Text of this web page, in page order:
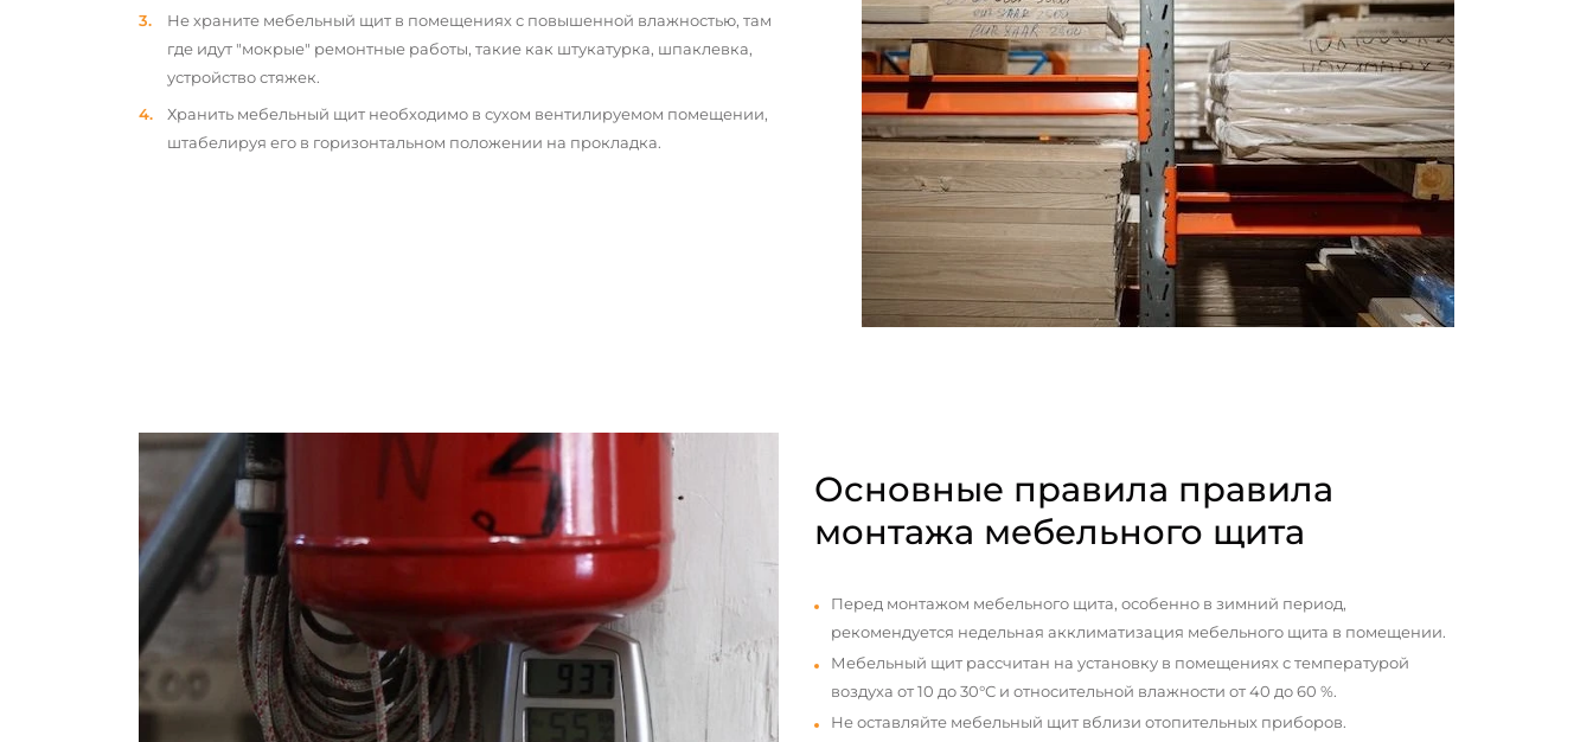
Не храните мебельный щит в помещениях с повышенной влажностью, там
где идут "мокрые" ремонтные работы, такие как штукатурка, шпаклевка,
устройство стяжек.
Хранить мебельный щит необходимо в сухом вентилируемом помещении,
штабелируя его в горизонтальном положении на прокладка.
Основные правила правила
монтажа мебельного щита
Перед монтажом мебельного щита, особенно в зимний период,
рекомендуется недельная акклиматизация мебельного щита в помещении.
Мебельный щит рассчитан на установку в помещениях с температурой
воздуха от 10 до 30°С и относительной влажности от 40 до 60 %.
Не оставляйте мебельный щит вблизи отопительных приборов.